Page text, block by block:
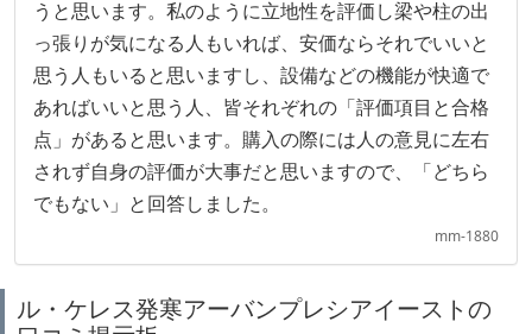
うと思います。私のように立地性を評価し梁や柱の出
っ張りが気になる人もいれば、安価ならそれでいいと
思う人もいると思いますし、設備などの機能が快適で
あればいいと思う人、皆それぞれの「評価項目と合格
点」があると思います。購入の際には人の意見に左右
されず自身の評価が大事だと思いますので、「どちら
でもない」と回答しました。
mm-1880
ル・ケレス発寒アーバンプレシアイーストの